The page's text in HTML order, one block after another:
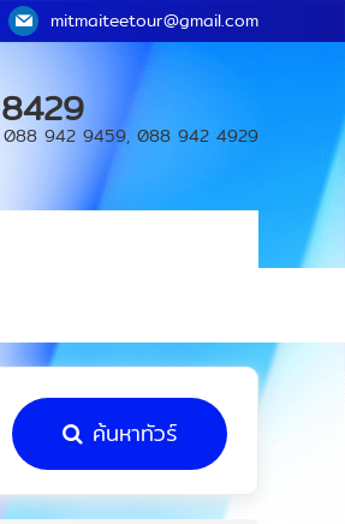
mitmaiteetour@gmail.com
088 942 9459, 088 942 4929
ค้นหาทัวร์